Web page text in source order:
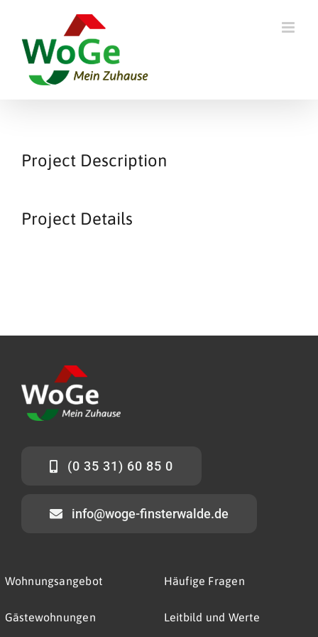
content
Project Description
Project Details
(0 35 31) 60 85 0
info@woge-finsterwalde.de
Wohnungsangebot
Gästewohnungen
Häufige Fragen
Leitbild und Werte